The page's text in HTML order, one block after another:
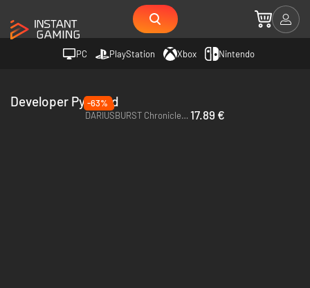
PC PlayStation Xbox Nintendo
Developer Pyramid
-63%
DARIUSBURST Chronicle Saviours - PC (Steam) 17.89 €